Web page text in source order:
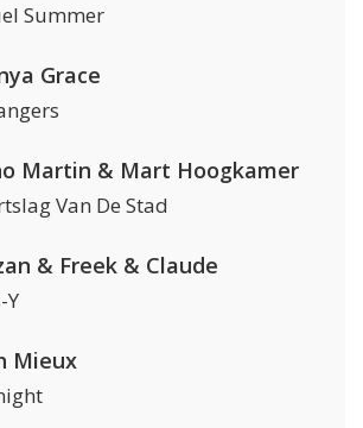
Summer
Grace
Martin & Mart Hoogkamer
Van De Stad
& Freek & Claude
Y
Mieux